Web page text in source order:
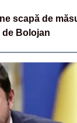
scapă de
de Bolojan